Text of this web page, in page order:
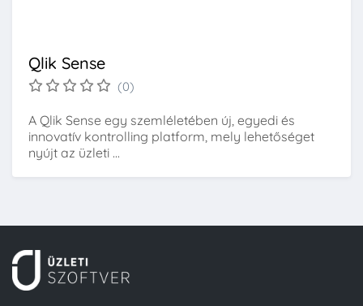
Qlik Sense
(0)
A Qlik Sense egy szemléletében új, egyedi és
innovatív kontrolling platform, mely lehetőséget
nyújt az üzleti ...